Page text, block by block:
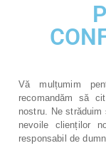
Vă mulțumim
recomandăm să
nostru. Ne
nevoile clienților
responsabil de